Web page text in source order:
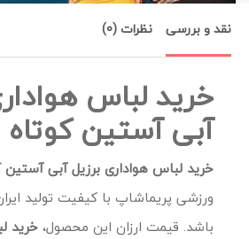
نقد و بررسی نظرات (0)
خرید لباس
آبی آستین کوتاه
خرید لباس هواداری برزیل آبی آستین
ورزشی پریماشاپ با کیفیت تولید
باشد. قیمت ارزان این محصول،خرید